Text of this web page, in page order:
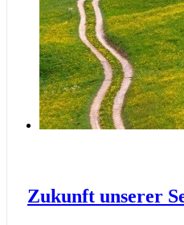
Zukunft unserer